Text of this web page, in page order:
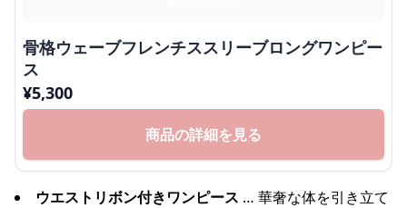
骨格ウェーブフレンチススリーブロングワンピー
ス
¥5,300
商品の詳細を見る
ウエストリボン付きワンピース … 華奢な体を引き立て